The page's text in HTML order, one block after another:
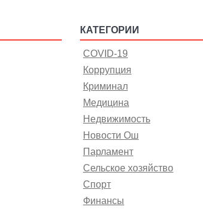
КАТЕГОРИИ
COVID-19
Коррупция
Криминал
Медицина
Недвижимость
Новости Ош
Парламент
Сельское хозяйство
Спорт
Финансы